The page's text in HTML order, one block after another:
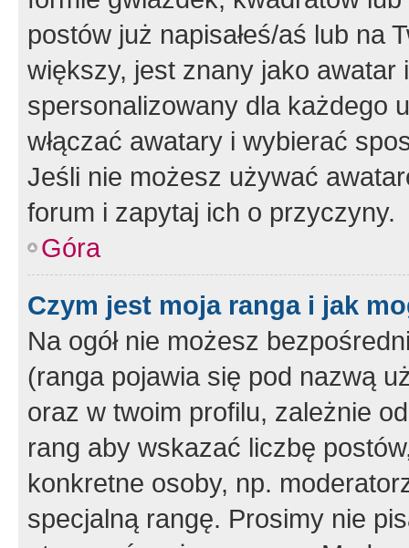
postów już napisałeś/aś lub na
większy, jest znany jako
spersonalizowany dla każdego
włączać awatary i wybierać
Jeśli nie możesz używać
forum i zapytaj ich o przyczyny.
Góra
Czym jest moja ranga i jak
Na ogół nie możesz
(ranga pojawia się pod nazwą
oraz w twoim profilu, zależnie
rang aby wskazać liczbę
konkretne osoby, np.
specjalną rangę. Prosimy nie